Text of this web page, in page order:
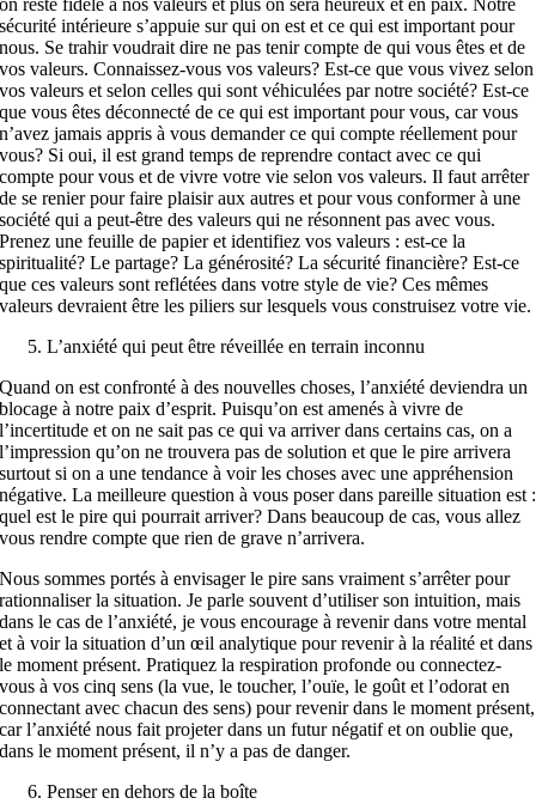
sécurité intérieure s’appuie sur qui on est et ce qui est important pour
nous. Se trahir voudrait dire ne pas tenir compte de qui vous êtes et de
vos valeurs. Connaissez-vous vos valeurs? Est-ce que vous vivez selon
vos valeurs et selon celles qui sont véhiculées par notre société? Est-ce
que vous êtes déconnecté de ce qui est important pour vous, car vous
n’avez jamais appris à vous demander ce qui compte réellement pour
vous? Si oui, il est grand temps de reprendre contact avec ce qui
compte pour vous et de vivre votre vie selon vos valeurs. Il faut arrêter
de se renier pour faire plaisir aux autres et pour vous conformer à une
société qui a peut-être des valeurs qui ne résonnent pas avec vous.
Prenez une feuille de papier et identifiez vos valeurs : est-ce la
spiritualité? Le partage? La générosité? La sécurité financière? Est-ce
que ces valeurs sont reflétées dans votre style de vie? Ces mêmes
valeurs devraient être les piliers sur lesquels vous construisez votre vie.
L’anxiété qui peut être réveillée en terrain inconnu
Quand on est confronté à des nouvelles choses, l’anxiété deviendra un
blocage à notre paix d’esprit. Puisqu’on est amenés à vivre de
l’incertitude et on ne sait pas ce qui va arriver dans certains cas, on a
l’impression qu’on ne trouvera pas de solution et que le pire arrivera
surtout si on a une tendance à voir les choses avec une appréhension
négative. La meilleure question à vous poser dans pareille situation est :
quel est le pire qui pourrait arriver? Dans beaucoup de cas, vous allez
vous rendre compte que rien de grave n’arrivera.
Nous sommes portés à envisager le pire sans vraiment s’arrêter pour
rationnaliser la situation. Je parle souvent d’utiliser son intuition, mais
dans le cas de l’anxiété, je vous encourage à revenir dans votre mental
et à voir la situation d’un œil analytique pour revenir à la réalité et dans
le moment présent. Pratiquez la respiration profonde ou connectez-
vous à vos cinq sens (la vue, le toucher, l’ouïe, le goût et l’odorat en
connectant avec chacun des sens) pour revenir dans le moment présent,
car l’anxiété nous fait projeter dans un futur négatif et on oublie que,
dans le moment présent, il n’y a pas de danger.
Penser en dehors de la boîte